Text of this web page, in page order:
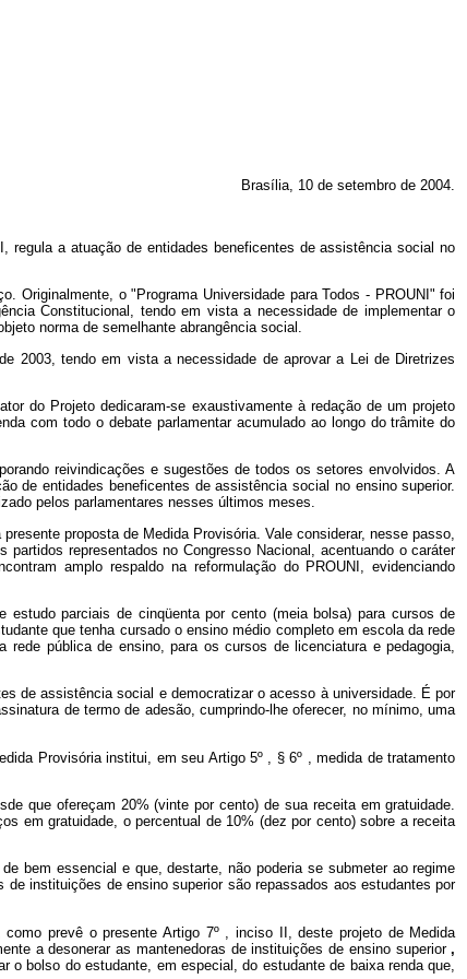
Brasília, 10 de setembro de 2004.
regula a atuação de entidades beneficentes de assistência social no
Originalmente, o "Programa Universidade para Todos - PROUNI" foi
Constitucional, tendo em vista a necessidade de implementar o
norma de semelhante abrangência social.
2003, tendo em vista a necessidade de aprovar a Lei de Diretrizes
do Projeto dedicaram-se exaustivamente à redação de um projeto
com todo o debate parlamentar acumulado ao longo do trâmite do
reivindicações e sugestões de todos os setores envolvidos. A
de entidades beneficentes de assistência social no ensino superior.
pelos parlamentares nesses últimos meses.
proposta de Medida Provisória. Vale considerar, nesse passo,
representados no Congresso Nacional, acentuando o caráter
amplo respaldo na reformulação do PROUNI, evidenciando
parciais de cinqüenta por cento (meia bolsa) para cursos de
que tenha cursado o ensino médio completo em escola da rede
pública de ensino, para os cursos de licenciatura e pedagogia,
de assistência social e democratizar o acesso à universidade. É por
de termo de adesão, cumprindo-lhe oferecer, no mínimo, uma
Provisória institui, em seu Artigo 5º , § 6º , medida de tratamento
que ofereçam 20% (vinte por cento) de sua receita em gratuidade.
em gratuidade, o percentual de 10% (dez por cento) sobre a receita
bem essencial e que, destarte, não poderia se submeter ao regime
instituições de ensino superior são repassados aos estudantes por
prevê o presente Artigo 7º , inciso II, deste projeto de Medida
a desonerar as mantenedoras de instituições de ensino superior,
bolso do estudante, em especial, do estudante de baixa renda que,